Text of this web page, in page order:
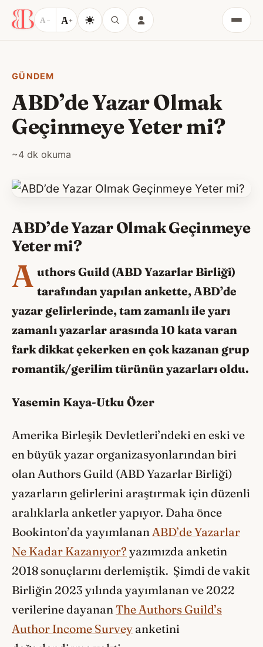
A − A+
Menü
GÜNDEM
ABD’de Yazar Olmak
Geçinmeye Yeter mi?
~4 dk okuma
ABD’de Yazar Olmak Geçinmeye
Yeter mi?
A uthors Guild (ABD Yazarlar Birliği)
tarafından yapılan ankette, ABD’de
yazar gelirlerinde, tam zamanlı ile yarı
zamanlı yazarlar arasında 10 kata varan
fark dikkat çekerken en çok kazanan grup
romantik/gerilim türünün yazarları oldu.
Yasemin Kaya-Utku Özer
Amerika Birleşik Devletleri’ndeki en eski ve
en büyük yazar organizasyonlarından biri
olan Authors Guild (ABD Yazarlar Birliği)
yazarların gelirlerini araştırmak için düzenli
aralıklarla anketler yapıyor. Daha önce
Bookinton’da yayımlananABD’de Yazarlar
Ne Kadar Kazanıyor? yazımızda anketin
2018 sonuçlarını derlemiştik. Şimdi de vakit
Birliğin 2023 yılında yayımlanan ve 2022
verilerine dayananThe Authors Guild’s
Author Income Survey anketini